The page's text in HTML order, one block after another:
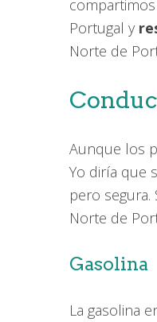
Portugal y
Norte de
Aunque los
Yo diría que
pero
Norte de
Gasolina
La gasolina